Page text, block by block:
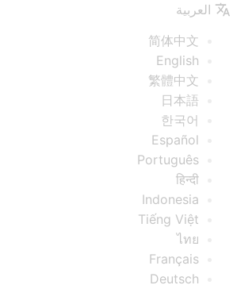
العربية
简体中文
English
繁體中文
日本語
한국어
Español
Português
हिन्दी
Indonesia
Tiếng Việt
ไทย
Français
Deutsch